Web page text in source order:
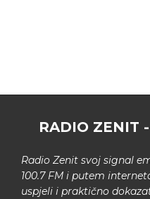
RADIO ZENIT
Radio Zenit svoj signal
100.7 FM i putem
uspjeli i praktično